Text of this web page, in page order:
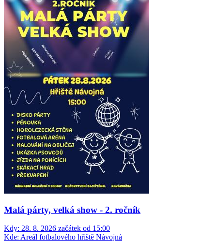
Malá párty, velká show - 2. ročník
Kdy: 28. 8. 2026 začátek od 15:00
Kde: Areál fotbalového hřiště Návojná